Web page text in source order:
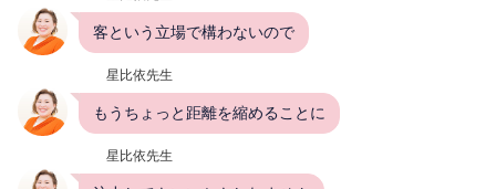
客という立場で構わないので
星比依先生
もうちょっと距離を縮めることに
星比依先生